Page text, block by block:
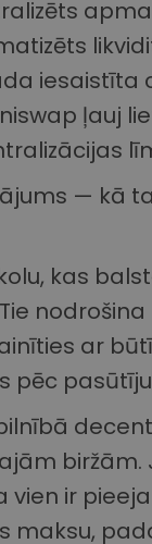
iesaistīta
ļauj
— kā
kas
ar
pēc
biržām.
ir
maksu,